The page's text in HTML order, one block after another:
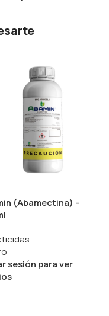
(Abamectina) –
sesión para ver